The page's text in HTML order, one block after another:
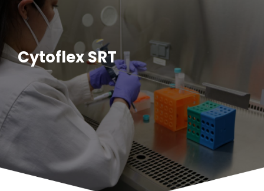
Cytoflex SRT